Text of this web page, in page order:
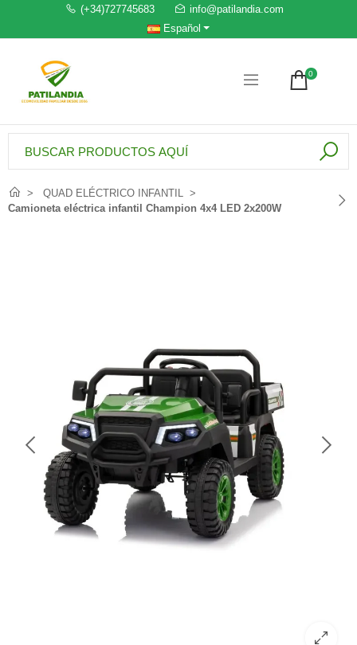
(+34)727745683
info@patilandia.com
Español
0
QUAD ELÉCTRICO INFANTIL
Camioneta eléctrica infantil Champion 4x4 LED 2x200W